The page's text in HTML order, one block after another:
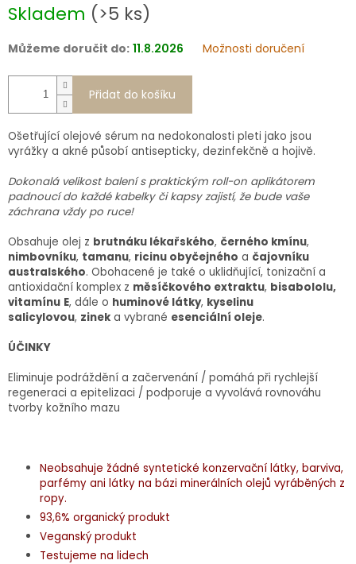
cena:
Skladem (>5 ks)
Můžeme doručit do: 11.8.2026 Možnosti doručení
Přidat do košíku
Ošetřující olejové sérum na nedokonalosti pleti jako jsou
vyrážky a akné působí antisepticky, dezinfekčně a hojivě.
Dokonalá velikost balení s praktickým roll-on aplikátorem
padnoucí do každé kabelky či kapsy zajistí, že bude vaše
záchrana vždy po ruce!
Obsahuje olej z brutnáku lékařského, černého kmínu,
nimbovníku, tamanu, ricinu obyčejného a čajovníku
australského. Obohacené je také o uklidňující, tonizační a
antioxidační komplex z měsíčkového extraktu, bisabololu,
vitamínu E, dále o huminové látky, kyselinu
salicylovou, zinek a vybrané esenciální oleje.
ÚČINKY
Eliminuje podráždění a začervenání / pomáhá při rychlejší
regeneraci a epitelizaci / podporuje a vyvolává rovnováhu
tvorby kožního mazu
Neobsahuje žádné syntetické konzervační látky, barviva,
parfémy ani látky na bázi minerálních olejů vyráběných z
ropy.
93,6% organický produkt
Veganský produkt
Testujeme na lidech